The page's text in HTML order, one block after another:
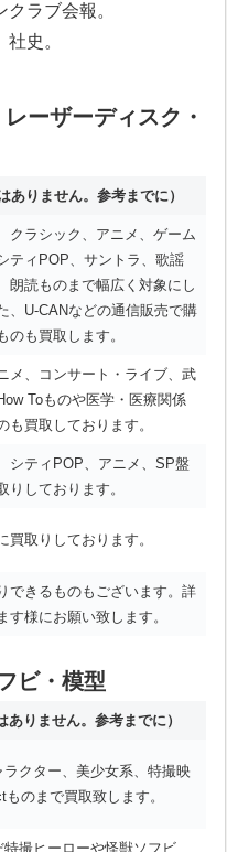
クラブ会報。
社史。
ーザーディスク・
ありません。参考までに）
クラシック、アニメ、ゲーム
ティPOP、サントラ、歌謡
朗読ものまで幅広く対象にし
、U-CANなどの通信販売で購
のも買取します。
メ、コンサート・ライブ、武
Toものや医学・医療関係
も買取しております。
シティPOP、アニメ、SP盤
りしております。
買取りしております。
できるものもございます。詳
す様にお願い致します。
ビ・模型
ありません。参考までに）
クター、美少女系、特撮映
のまで買取致します。
撮ヒーローや怪獣ソフビ、